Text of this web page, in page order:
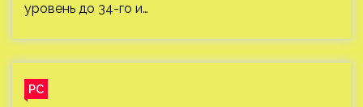
уровень до 34-го и…
PC